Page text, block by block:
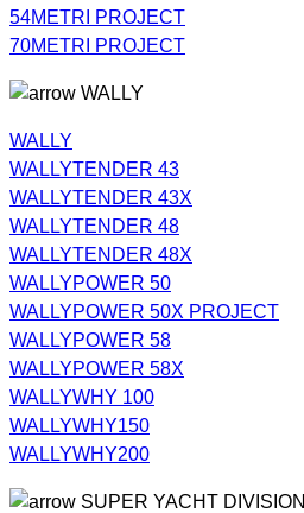
54METRI PROJECT
70METRI PROJECT
WALLY
WALLY
WALLYTENDER 43
WALLYTENDER 43X
WALLYTENDER 48
WALLYTENDER 48X
WALLYPOWER 50
WALLYPOWER 50X PROJECT
WALLYPOWER 58
WALLYPOWER 58X
WALLYWHY 100
WALLYWHY150
WALLYWHY200
SUPER YACHT DIVISION